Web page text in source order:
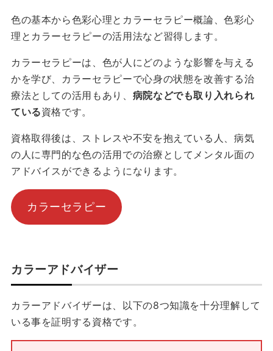
色の基本から色彩心理とカラーセラピー概論、色彩心
理とカラーセラピーの活用法など習得します。
カラーセラピーは、色が人にどのような影響を与える
かを学び、カラーセラピーで心身の状態を改善する治
療法としての活用もあり、 病院などでも取り入れられ
ている資格です。
資格取得後は、ストレスや不安を抱えている人、病気
の人に専門的な色の活用での治療としてメンタル面の
アドバイスができるようになります。
カラーセラピー
カラーアドバイザー
カラーアドバイザーは、以下の8つ知識を十分理解して
いる事を証明する資格です。